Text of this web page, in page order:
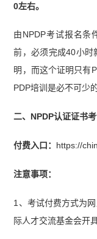
0左右。
由NPDP考试报名条
前，必须完成40小时
明，而这个证明只有
PDP培训是必不可少的
二、NPDP认证证书
付费入口： https://
注意事项：
1、考试付费方式为
际人才交流基金会开